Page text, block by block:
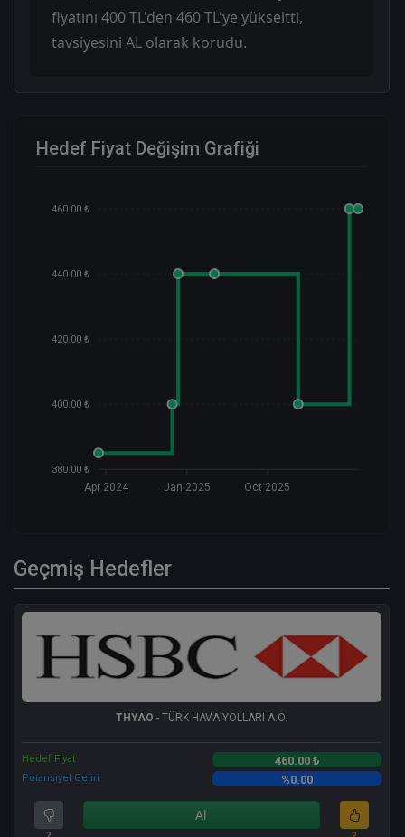
fiyatını 400 TL'den 460 TL'ye yükseltti,
tavsiyesini AL olarak korudu.
Hedef Fiyat Değişim Grafiği
460.00 ₺
440.00 ₺
420.00 ₺
400.00 ₺
380.00 ₺
Apr 2024 Jan 2025 Oct 2025
Geçmiş Hedefler
THYAO - TÜRK HAVA YOLLARI A.O.
Hedef Fiyat 460.00 ₺
Potansiyel Getiri %0.00
Al